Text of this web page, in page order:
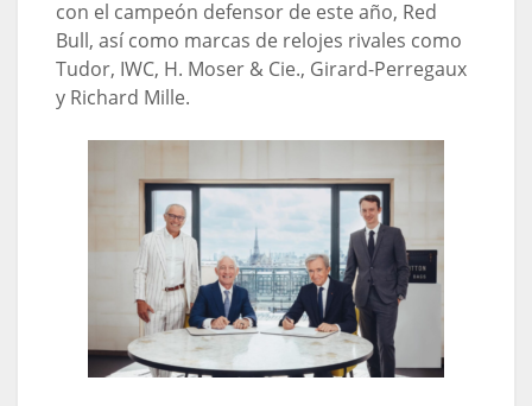
con el campeón defensor de este año, Red
Bull, así como marcas de relojes rivales como
Tudor, IWC, H. Moser & Cie., Girard-Perregaux
y Richard Mille.